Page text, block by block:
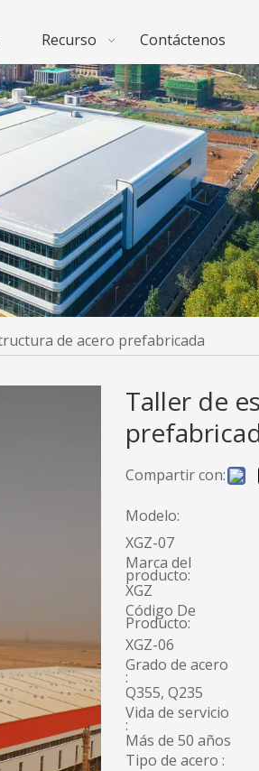
Recurso Contáctenos
de acero prefabricada
Taller de
Compartir con:
Modelo:
XGZ-07
Marca del
producto:
XGZ
Código De
Producto:
XGZ-06
Grado de acero
:
Q355, Q235
Vida de servicio
:
Más de 50 años
Tipo de acero :